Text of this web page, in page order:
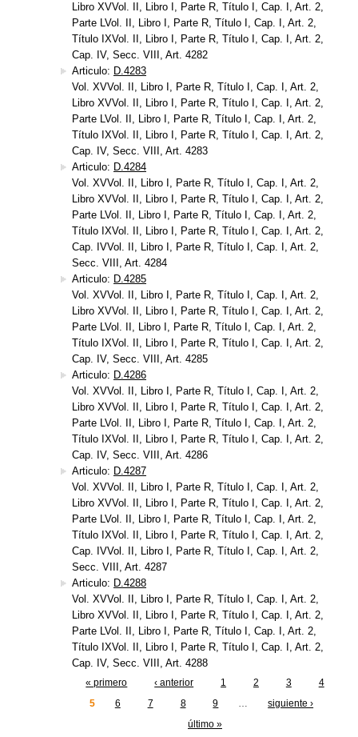
Libro XVVol. II, Libro I, Parte R, Título I, Cap. I, Art. 2,
Parte LVol. II, Libro I, Parte R, Título I, Cap. I, Art. 2,
Título IXVol. II, Libro I, Parte R, Título I, Cap. I, Art. 2,
Cap. IV, Secc. VIII, Art. 4282
Articulo: D.4283
Vol. XVVol. II, Libro I, Parte R, Título I, Cap. I, Art. 2,
Libro XVVol. II, Libro I, Parte R, Título I, Cap. I, Art. 2,
Parte LVol. II, Libro I, Parte R, Título I, Cap. I, Art. 2,
Título IXVol. II, Libro I, Parte R, Título I, Cap. I, Art. 2,
Cap. IV, Secc. VIII, Art. 4283
Articulo: D.4284
Vol. XVVol. II, Libro I, Parte R, Título I, Cap. I, Art. 2,
Libro XVVol. II, Libro I, Parte R, Título I, Cap. I, Art. 2,
Parte LVol. II, Libro I, Parte R, Título I, Cap. I, Art. 2,
Título IXVol. II, Libro I, Parte R, Título I, Cap. I, Art. 2,
Cap. IVVol. II, Libro I, Parte R, Título I, Cap. I, Art. 2,
Secc. VIII, Art. 4284
Articulo: D.4285
Vol. XVVol. II, Libro I, Parte R, Título I, Cap. I, Art. 2,
Libro XVVol. II, Libro I, Parte R, Título I, Cap. I, Art. 2,
Parte LVol. II, Libro I, Parte R, Título I, Cap. I, Art. 2,
Título IXVol. II, Libro I, Parte R, Título I, Cap. I, Art. 2,
Cap. IV, Secc. VIII, Art. 4285
Articulo: D.4286
Vol. XVVol. II, Libro I, Parte R, Título I, Cap. I, Art. 2,
Libro XVVol. II, Libro I, Parte R, Título I, Cap. I, Art. 2,
Parte LVol. II, Libro I, Parte R, Título I, Cap. I, Art. 2,
Título IXVol. II, Libro I, Parte R, Título I, Cap. I, Art. 2,
Cap. IV, Secc. VIII, Art. 4286
Articulo: D.4287
Vol. XVVol. II, Libro I, Parte R, Título I, Cap. I, Art. 2,
Libro XVVol. II, Libro I, Parte R, Título I, Cap. I, Art. 2,
Parte LVol. II, Libro I, Parte R, Título I, Cap. I, Art. 2,
Título IXVol. II, Libro I, Parte R, Título I, Cap. I, Art. 2,
Cap. IVVol. II, Libro I, Parte R, Título I, Cap. I, Art. 2,
Secc. VIII, Art. 4287
Articulo: D.4288
Vol. XVVol. II, Libro I, Parte R, Título I, Cap. I, Art. 2,
Libro XVVol. II, Libro I, Parte R, Título I, Cap. I, Art. 2,
Parte LVol. II, Libro I, Parte R, Título I, Cap. I, Art. 2,
Título IXVol. II, Libro I, Parte R, Título I, Cap. I, Art. 2,
Cap. IV, Secc. VIII, Art. 4288
« primero ‹ anterior 1 2 3
4
5
6 7 8 9 …
siguiente ›
último »